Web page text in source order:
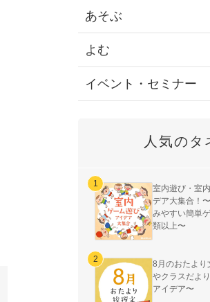
あそぶ
よむ
イベント・セミナー
人気のタ
室内遊び・室
デア大集合！
みやすい簡単
類以上〜
8月のおたより
やクラスだよ
アイデア〜